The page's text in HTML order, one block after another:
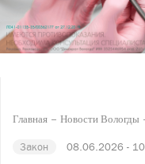
Главная Новости Вологды
Закон 08.06.2026 -